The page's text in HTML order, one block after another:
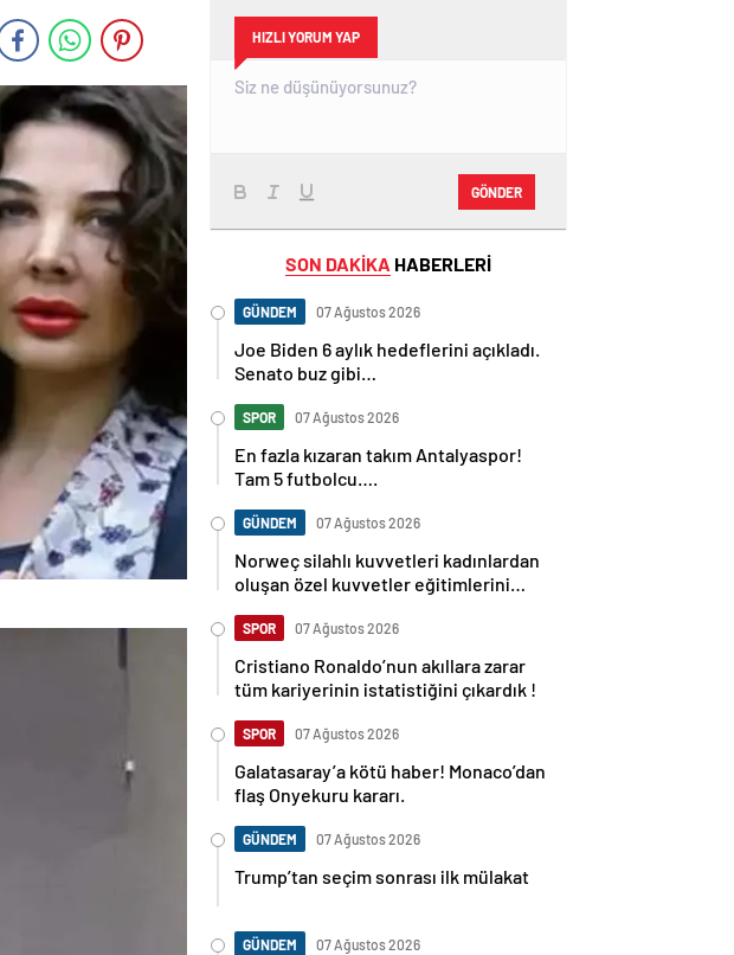
HIZLI YORUM YAP
GÖNDER
SON DAKİKA HABERLERİ
GÜNDEM 07 Ağustos 2026
Joe Biden 6 aylık hedeflerini açıkladı.
Senato buz gibi…
SPOR 07 Ağustos 2026
En fazla kızaran takım Antalyaspor!
Tam 5 futbolcu….
GÜNDEM 07 Ağustos 2026
Norweç silahlı kuvvetleri kadınlardan
oluşan özel kuvvetler eğitimlerini
SPOR 07 Ağustos 2026
Cristiano Ronaldo’nun akıllara zarar
tüm kariyerinin istatistiğini çıkardık !
SPOR 07 Ağustos 2026
Galatasaray’a kötü haber! Monaco’dan
flaş Onyekuru kararı.
GÜNDEM 07 Ağustos 2026
Trump’tan seçim sonrası ilk mülakat
GÜNDEM 07 Ağustos 2026